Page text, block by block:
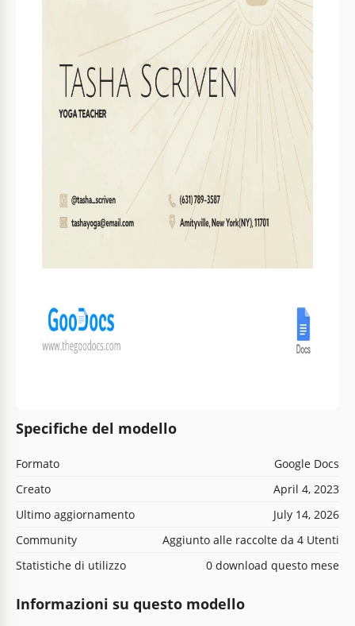
Specifiche del modello
Formato
Google Docs
Creato
April 4, 2023
Ultimo aggiornamento
July 14, 2026
Community
Aggiunto alle raccolte da 4 Utenti
Statistiche di utilizzo
0 download questo mese
Informazioni su questo modello